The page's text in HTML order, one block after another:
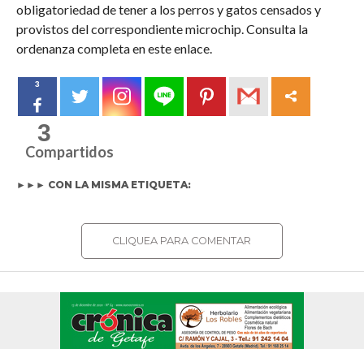
obligatoriedad de tener a los perros y gatos censados y
provistos del correspondiente microchip. Consulta la
ordenanza completa en este enlace.
3
3
Compartidos
►►► CON LA MISMA ETIQUETA:
CLIQUEA PARA COMENTAR